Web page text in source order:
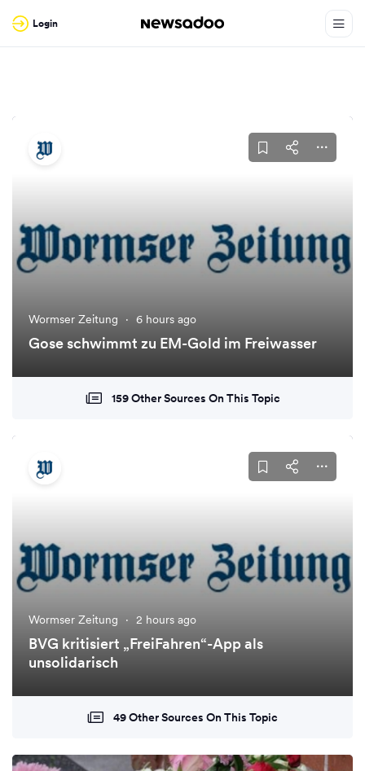
Login
Wormser Zeitung · 6 hours ago
Gose schwimmt zu EM-Gold im Freiwasser
159 Other Sources On This Topic
Wormser Zeitung · 2 hours ago
BVG kritisiert „FreiFahren“-App als
unsolidarisch
49 Other Sources On This Topic